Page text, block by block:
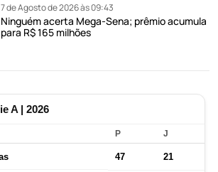
7 de Agosto de 2026 às 09:43
Ninguém acerta Mega-Sena; prêmio acumula
para R$ 165 milhões